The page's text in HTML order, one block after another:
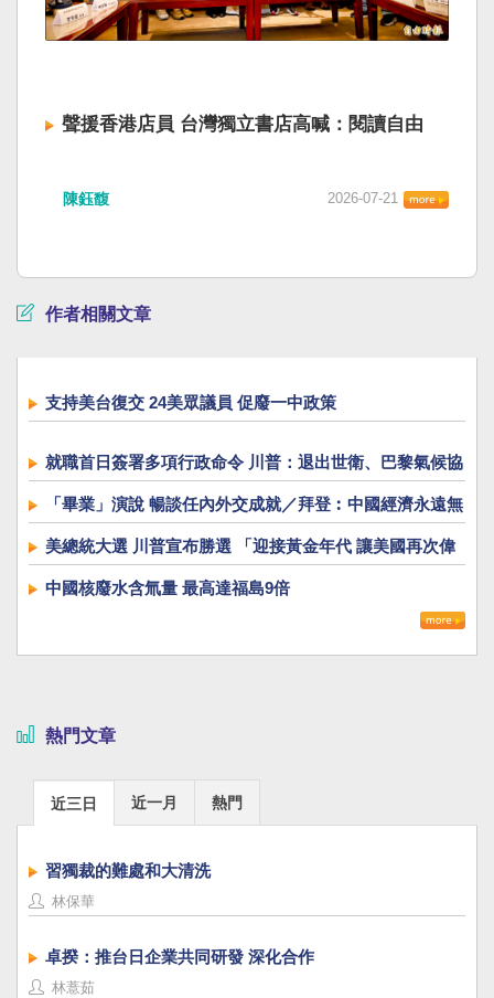
聲援香港店員 台灣獨立書店高喊：閱讀自由
陳鈺馥 2026-07-21
作者相關文章
支持美台復交 24美眾議員 促廢一中政策
就職首日簽署多項行政命令 川普：退出世衛、巴黎氣候協
定
「畢業」演說 暢談任內外交成就／拜登︰中國經濟永遠無
法超越美國
美總統大選 川普宣布勝選 「迎接黃金年代 讓美國再次偉
大」
中國核廢水含氚量 最高達福島9倍
熱門文章
近三日 近一月 熱門
習獨裁的難處和大清洗
林保華
卓揆：推台日企業共同研發 深化合作
林薏茹